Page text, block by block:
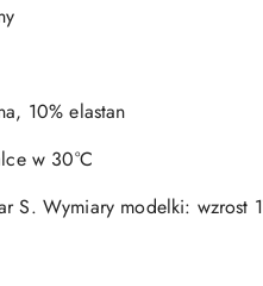
10% elastan
w 30°C
S. Wymiary modelki: